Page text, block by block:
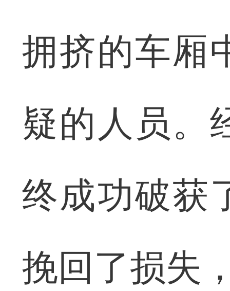
拥挤的车厢
疑的人员。
终成功破获
挽回了损失